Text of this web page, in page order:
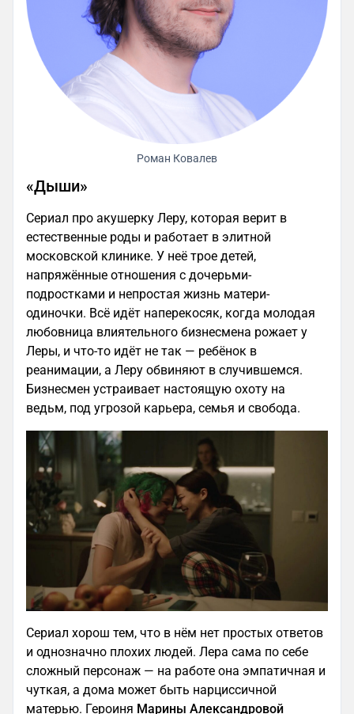
Роман Ковалев
«Дыши»
Сериал про акушерку Леру, которая верит в
естественные роды и работает в элитной
московской клинике. У неё трое детей,
напряжённые отношения с дочерьми-
подростками и непростая жизнь матери-
одиночки. Всё идёт наперекосяк, когда молодая
любовница влиятельного бизнесмена рожает у
Леры, и что-то идёт не так — ребёнок в
реанимации, а Леру обвиняют в случившемся.
Бизнесмен устраивает настоящую охоту на
ведьм, под угрозой карьера, семья и свобода.​
Сериал хорош тем, что в нём нет простых ответов
и однозначно плохих людей. Лера сама по себе
сложный персонаж — на работе она эмпатичная и
чуткая, а дома может быть нарциссичной
матерью. Героиня Марины Александровой